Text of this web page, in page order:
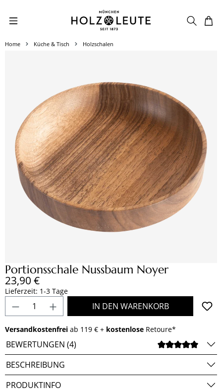
Zum Hauptinhalt springen
Home Küche & Tisch Holzschalen
Portionsschale Nussbaum Noyer
Regulärer Preis:
23,90 €
Lieferzeit: 1-3 Tage
Produkt Anzahl: Gib den gewünschten
IN DEN WARENKORB
Versandkostenfrei ab 119 € + kostenlose Retoure*
BEWERTUNGEN (4)
BESCHREIBUNG
PRODUKTINFO